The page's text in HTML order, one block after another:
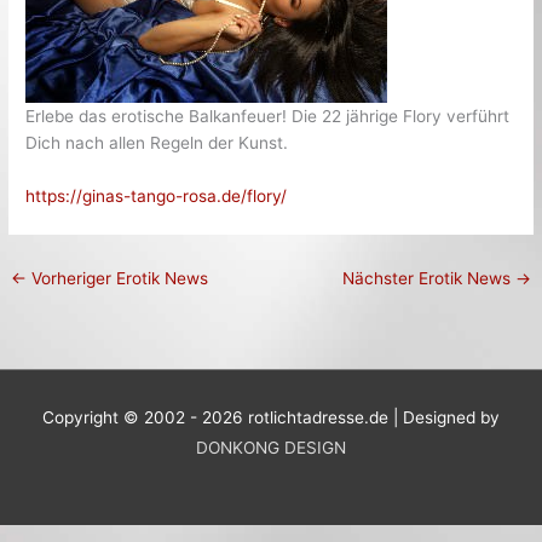
Erlebe das erotische Balkanfeuer! Die 22 jährige Flory verführt
Dich nach allen Regeln der Kunst.
https://ginas-tango-rosa.de/flory/
← Vorheriger Erotik News Nächster Erotik News →
Copyright © 2002 - 2026 rotlichtadresse.de | Designed by
DONKONG DESIGN